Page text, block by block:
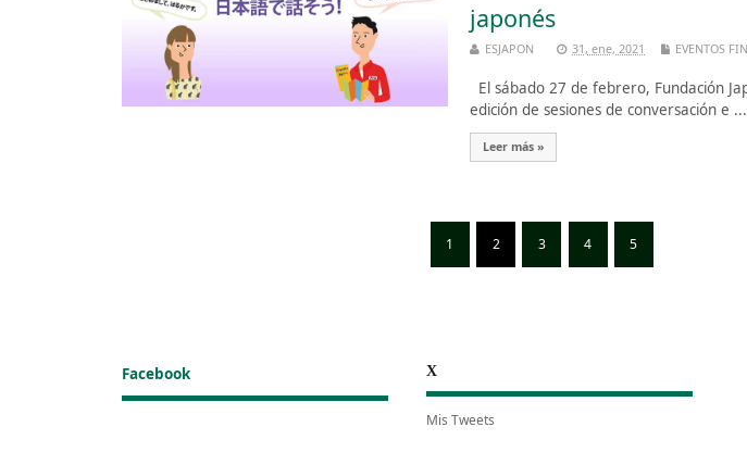
japonés
ESJAPON 31, ene, 2021 EVENTOS
El sábado 27 de febrero, Fundación
edición de sesiones de conversación e ...
Leer más »
1 2 3 4 5
Facebook X
Mis Tweets